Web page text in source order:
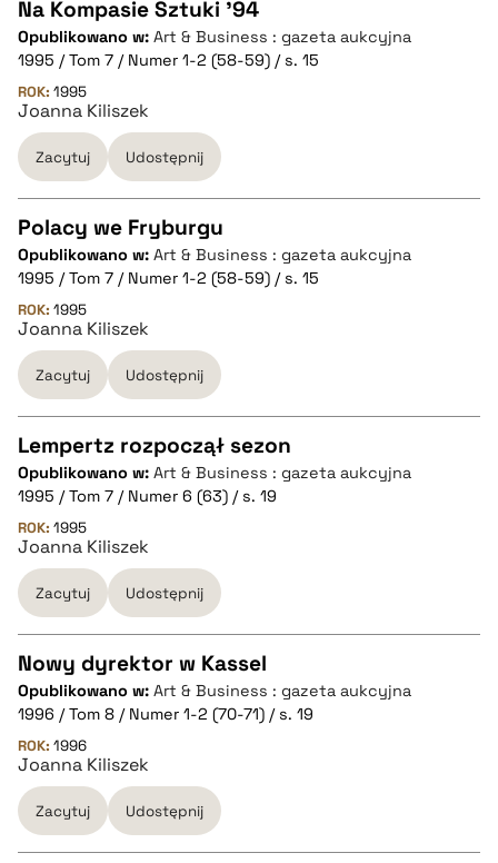
pobierz cytat
CZYSTY TEKST
pobierz cytat
BIBTEX
pobierz cytat
Na Kompasie Sztuki '94
Opublikowano w: Art & Business : gazeta aukcyjna
1995 / Tom 7 / Numer 1-2 (58-59) / s. 15
ROK: 1995
Joanna Kiliszek
Zacytuj Udostępnij
CZYSTY TEKST
pobierz cytat
BIBTEX
pobierz cytat
Polacy we Fryburgu
Opublikowano w: Art & Business : gazeta aukcyjna
1995 / Tom 7 / Numer 1-2 (58-59) / s. 15
ROK: 1995
Joanna Kiliszek
Zacytuj Udostępnij
CZYSTY TEKST
pobierz cytat
BIBTEX
pobierz cytat
Lempertz rozpoczął sezon
Opublikowano w: Art & Business : gazeta aukcyjna
1995 / Tom 7 / Numer 6 (63) / s. 19
ROK: 1995
Joanna Kiliszek
Zacytuj Udostępnij
CZYSTY TEKST
pobierz cytat
BIBTEX
Nowy dyrektor w Kassel
Opublikowano w: Art & Business : gazeta aukcyjna
1996 / Tom 8 / Numer 1-2 (70-71) / s. 19
ROK: 1996
Joanna Kiliszek
Zacytuj Udostępnij